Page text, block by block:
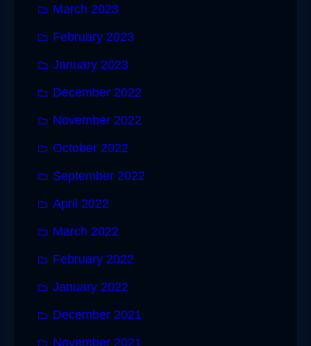
March 2023
February 2023
January 2023
December 2022
November 2022
October 2022
September 2022
April 2022
March 2022
February 2022
January 2022
December 2021
November 2021